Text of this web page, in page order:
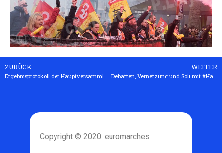
ZURÜCK
Ergebnisprotokoll der Hauptversammlung des Alter Summit am 8. und 9. Dezember 2017
WEITER
Debatten, Vernetzung und Soli mit #Hambi
Copyright © 2020. euromarches